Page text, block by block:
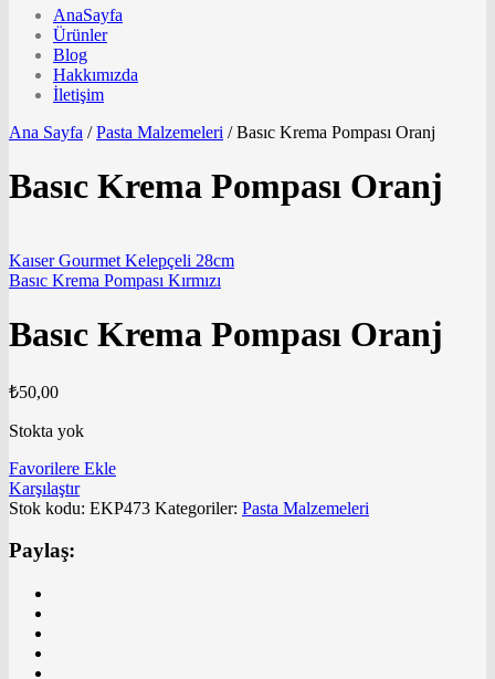
AnaSayfa
Ürünler
Blog
Hakkımızda
İletişim
Ana Sayfa / Pasta Malzemeleri /Basıc Krema Pompası Oranj
Basıc Krema Pompası Oranj
Kaıser Gourmet Kelepçeli 28cm
Basıc Krema Pompası Kırmızı
Basıc Krema Pompası Oranj
₺50,00
Stokta yok
Favorilere Ekle
Karşılaştır
Stok kodu: EKP473 Kategoriler: Pasta Malzemeleri
Paylaş: